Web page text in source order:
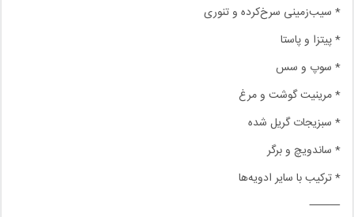
* سیب‌زمینی سرخ‌کرده و تنوری
* پیتزا و پاستا
* سوپ و سس
* مرینیت گوشت و مرغ
* سبزیجات گریل شده
* ساندویچ و برگر
* ترکیب با سایر ادویه‌ها
⸻